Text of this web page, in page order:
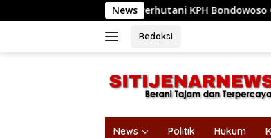
ke
News
Perhutani KPH Bondowoso Gelar Apel
Redaksi
News Politik Hukum